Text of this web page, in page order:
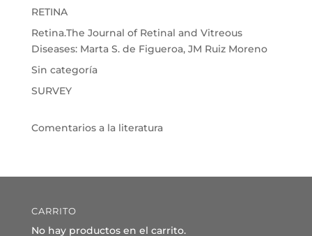
RETINA
Retina.The Journal of Retinal and Vitreous
Diseases: Marta S. de Figueroa, JM Ruiz Moreno
Sin categoría
SURVEY
Comentarios a la literatura
CARRITO
No hay productos en el carrito.